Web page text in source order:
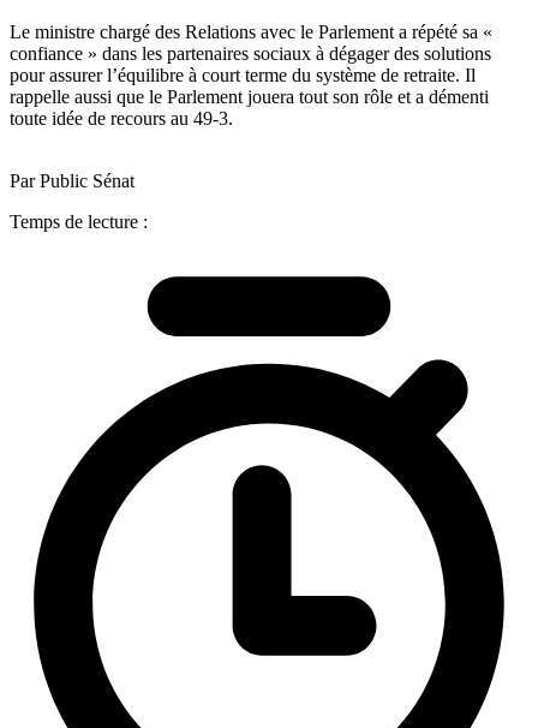
Le ministre chargé des Relations avec le Parlement a répété sa «
confiance » dans les partenaires sociaux à dégager des solutions
pour assurer l’équilibre à court terme du système de retraite. Il
rappelle aussi que le Parlement jouera tout son rôle et a démenti
toute idée de recours au 49-3.
Par Public Sénat
Temps de lecture :